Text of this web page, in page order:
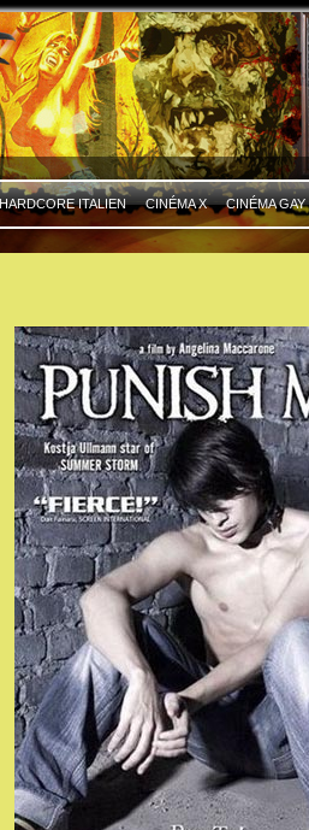
HARDCORE ITALIEN CINÉMA X CINÉMA GAY